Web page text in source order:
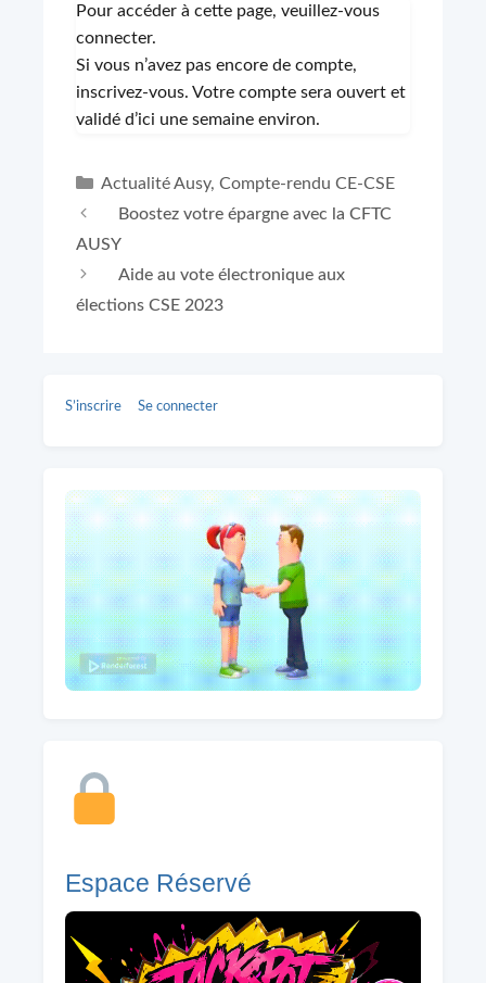
Pour accéder à cette page, veuillez-vous
connecter.
Si vous n’avez pas encore de compte,
inscrivez-vous. Votre compte sera ouvert et
validé d’ici une semaine environ.
Catégories
Actualité Ausy, Compte-rendu CE-CSE
Boostez votre épargne avec la CFTC
AUSY
Aide au vote électronique aux
élections CSE 2023
S’inscrire Se connecter
Espace Réservé